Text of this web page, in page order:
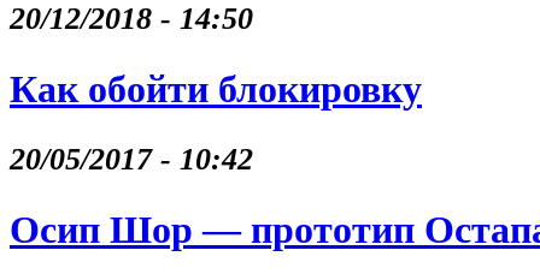
20/12/2018 - 14:50
Как обойти блокировку
20/05/2017 - 10:42
Осип Шор — прототип